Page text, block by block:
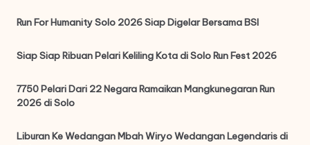
Run For Humanity Solo 2026 Siap Digelar Bersama BSI
Siap Siap Ribuan Pelari Keliling Kota di Solo Run Fest 2026
7750 Pelari Dari 22 Negara Ramaikan Mangkunegaran Run
2026 di Solo
Liburan Ke Wedangan Mbah Wiryo Wedangan Legendaris di